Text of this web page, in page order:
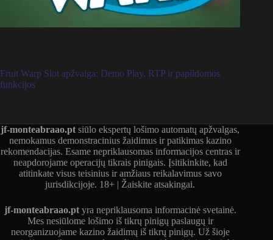
Fruit Warp Slot apžvalga: Demo Play, RTP ir papildomos
funkcijos
jf-monteabraao.pt siūlo ekspertų lošimo automatų apžvalgas,
nemokamus demonstracinius žaidimus ir patikimas kazino
rekomendacijas. Esame nepriklausomas informacijos centras ir
neapdorojame operacijų tikrais pinigais. Įsitikinkite, kad
atitinkate visus teisinius ir amžiaus reikalavimus savo
jurisdikcijoje. 18+ | Žaiskite atsakingai.
jf-monteabraao.ptyra nepriklausoma informacinė svetainė.
Mes nesiūlome lošimo iš tikrų pinigų paslaugų ir
neorganizuojame kazino žaidimų iš tikrų pinigų. Už šioje